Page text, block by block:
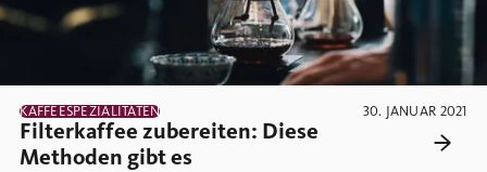
KAFFEESPEZIALITÄTEN 30. JANUAR 2021
Filterkaffee zubereiten: Diese
Methoden gibt es